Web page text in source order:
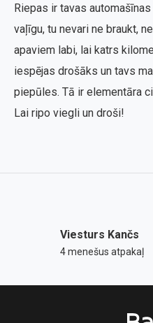
Riepas ir tavas
vaļīgu, tu nevari ne braukt,
apaviem labi, lai katrs
iespējas drošāks un tavs
piepūles. Tā ir elementāra
Lai ripo viegli un droši!
Viesturs Kančs
4 menešus atpakaļ